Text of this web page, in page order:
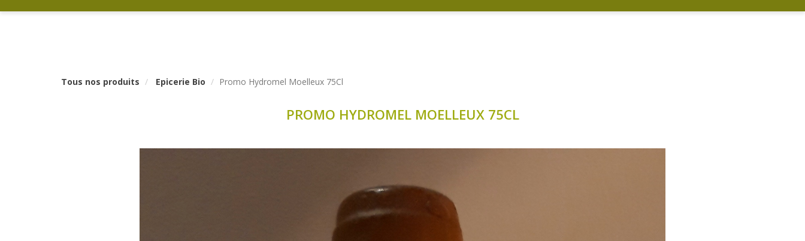
Tous nos produits Epicerie Bio Promo Hydromel Moelleux 75Cl
PROMO HYDROMEL MOELLEUX 75CL